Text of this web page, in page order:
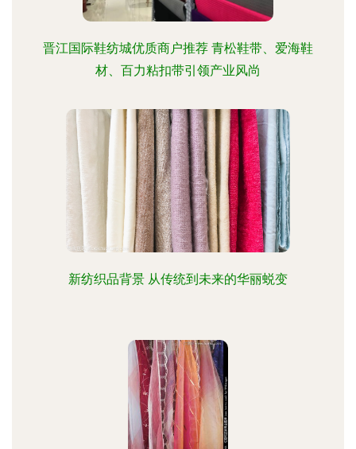
晋江国际鞋纺城优质商户推荐 青松鞋带、爱海鞋
材、百力粘扣带引领产业风尚
新纺织品背景 从传统到未来的华丽蜕变